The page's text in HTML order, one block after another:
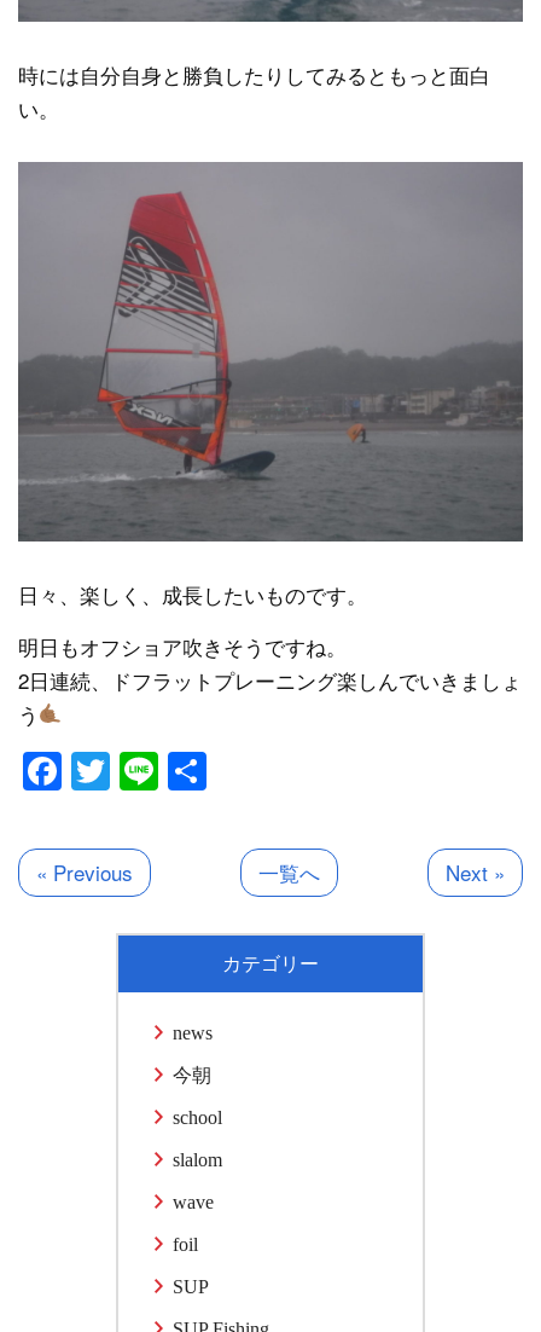
時には自分自身と勝負したりしてみるともっと面白
い。
日々、楽しく、成長したいものです。
明日もオフショア吹きそうですね。
2日連続、ドフラットプレーニング楽しんでいきましょ
う
Facebook
Twitter
Line
« Previous 一覧へ Next »
カテゴリー
news
今朝
school
slalom
wave
foil
SUP